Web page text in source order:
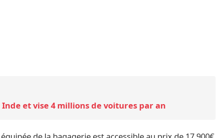
et vise 4 millions de voitures par an